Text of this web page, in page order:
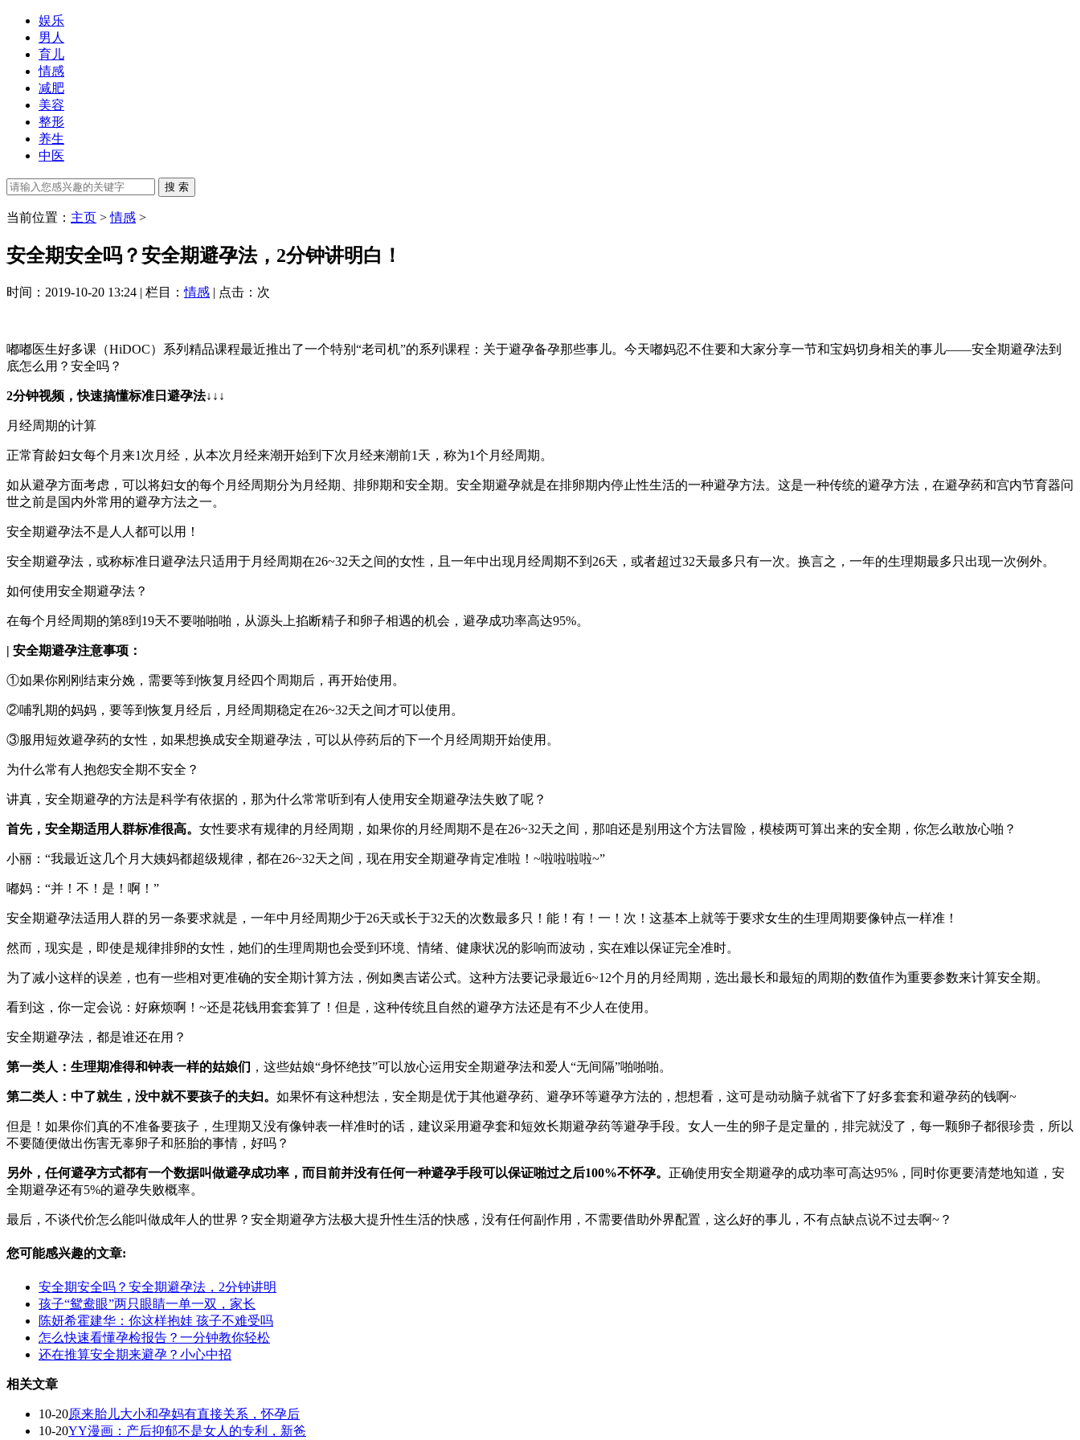
娱乐
男人
育儿
情感
减肥
美容
整形
养生
中医
当前位置： 主页 >情感 >
安全期安全吗？安全期避孕法，2分钟讲明白！
时间：2019-10-20 13:24 | 栏目：情感 | 点击： 次
嘟嘟医生好多课（HiDOC）系列精品课程最近推出了一个特别“老司机”的系列课程：关于避孕备孕那些事儿。今天嘟妈忍不住要和大家分享一节和宝妈切身相关的事儿——安全期避孕法到
底怎么用？安全吗？
2分钟视频，快速搞懂标准日避孕法↓ ↓ ↓
月经周期的计算
正常育龄妇女每个月来1次月经，从本次月经来潮开始到下次月经来潮前1天，称为1个月经周期。
如从避孕方面考虑，可以将妇女的每个月经周期分为月经期、排卵期和安全期。安全期避孕就是在排卵期内停止性生活的一种避孕方法。这是一种传统的避孕方法，在避孕药和宫内节育器问
世之前是国内外常用的避孕方法之一。
安全期避孕法不是人人都可以用！
安全期避孕法，或称标准日避孕法只适用于月经周期在26~32天之间的女性，且一年中出现月经周期不到26天，或者超过32天最多只有一次。换言之，一年的生理期最多只出现一次例外。
如何使用安全期避孕法？
在每个月经周期的第8到19天不要啪啪啪，从源头上掐断精子和卵子相遇的机会，避孕成功率高达95%。
| 安全期避孕注意事项：
①如果你刚刚结束分娩，需要等到恢复月经四个周期后，再开始使用。
②哺乳期的妈妈，要等到恢复月经后，月经周期稳定在26~32天之间才可以使用。
③服用短效避孕药的女性，如果想换成安全期避孕法，可以从停药后的下一个月经周期开始使用。
为什么常有人抱怨安全期不安全？
讲真，安全期避孕的方法是科学有依据的，那为什么常常听到有人使用安全期避孕法失败了呢？
首先，安全期适用人群标准很高。 女性要求有规律的月经周期，如果你的月经周期不是在26~32天之间，那咱还是别用这个方法冒险，模棱两可算出来的安全期，你怎么敢放心啪？
小丽：“我最近这几个月大姨妈都超级规律，都在26~32天之间，现在用安全期避孕肯定准啦！~啦啦啦啦~”
嘟妈：“并！不！是！啊！”
安全期避孕法适用人群的另一条要求就是，一年中月经周期少于26天或长于32天的次数最多只！能！有！一！次！这基本上就等于要求女生的生理周期要像钟点一样准！
然而，现实是，即使是规律排卵的女性，她们的生理周期也会受到环境、情绪、健康状况的影响而波动，实在难以保证完全准时。
为了减小这样的误差，也有一些相对更准确的安全期计算方法，例如奥吉诺公式。这种方法要记录最近6~12个月的月经周期，选出最长和最短的周期的数值作为重要参数来计算安全期。
看到这，你一定会说：好麻烦啊！~还是花钱用套套算了！但是，这种传统且自然的避孕方法还是有不少人在使用。
安全期避孕法，都是谁还在用？
第一类人：生理期准得和钟表一样的姑娘们 ，这些姑娘“身怀绝技”可以放心运用安全期避孕法和爱人“无间隔”啪啪啪。
第二类人：中了就生，没中就不要孩子的夫妇。 如果怀有这种想法，安全期是优于其他避孕药、避孕环等避孕方法的，想想看，这可是动动脑子就省下了好多套套和避孕药的钱啊~
但是！如果你们真的不准备要孩子，生理期又没有像钟表一样准时的话，建议采用避孕套和短效长期避孕药等避孕手段。女人一生的卵子是定量的，排完就没了，每一颗卵子都很珍贵，所以
不要随便做出伤害无辜卵子和胚胎的事情，好吗？
另外，任何避孕方式都有一个数据叫做避孕成功率 ，而目前并没有任何一种避孕手段可以保证啪过之后100%不怀孕。 正确使用安全期避孕的成功率可高达95%，同时你更要清楚地知道，安
全期避孕还有5%的避孕失败概率。
最后，不谈代价怎么能叫做成年人的世界？安全期避孕方法极大提升性生活的快感，没有任何副作用，不需要借助外界配置，这么好的事儿，不有点缺点说不过去啊~？
您可能感兴趣的文章:
安全期安全吗？安全期避孕法，2分钟讲明
孩子“鸳鸯眼”两只眼睛一单一双，家长
陈妍希霍建华：你这样抱娃 孩子不难受吗
怎么快速看懂孕检报告？一分钟教你轻松
还在推算安全期来避孕？小心中招
相关文章
10-20原来胎儿大小和孕妈有直接关系，怀孕后
10-20YY漫画：产后抑郁不是女人的专利，新爸